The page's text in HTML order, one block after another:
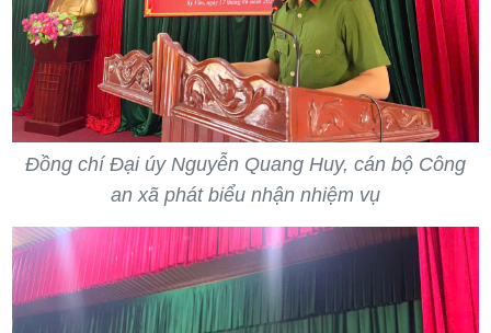
Đồng chí Đại úy Nguyễn Quang Huy, cán bộ Công
an xã phát biểu nhận nhiệm vụ